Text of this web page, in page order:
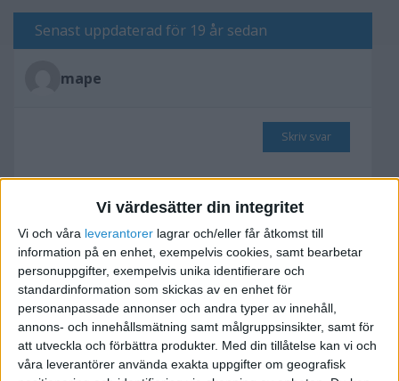
Vi värdesätter din integritet
Vi och våra leverantorer lagrar och/eller får åtkomst till
information på en enhet, exempelvis cookies, samt bearbetar
personuppgifter, exempelvis unika identifierare och
standardinformation som skickas av en enhet för
personanpassade annonser och andra typer av innehåll,
annons- och innehållsmätning samt målgruppsinsikter, samt för
att utveckla och förbättra produkter. Med din tillåtelse kan vi och
våra leverantörer använda exakta uppgifter om geografisk
Senast uppdaterad för 19 år sedan
mape
Skriv svar
enskild filma
2006-11-12 19:35
är i uppstarten av en enskild firma och tänkte
vara väldigt passiv i början och lära mig
eftersom... nu till mina frågor, inte måste man
registrare sig på bolagsverket, för har ingen lust